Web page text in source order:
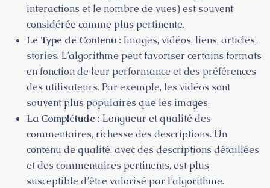
interactions et le nombre de vues) est souvent
considérée comme plus pertinente.
Le Type de Contenu : Images, vidéos, liens, articles,
stories. L’algorithme peut favoriser certains formats
en fonction de leur performance et des préférences
des utilisateurs. Par exemple, les vidéos sont
souvent plus populaires que les images.
La Complétude : Longueur et qualité des
commentaires, richesse des descriptions. Un
contenu de qualité, avec des descriptions détaillées
et des commentaires pertinents, est plus
susceptible d’être valorisé par l’algorithme.